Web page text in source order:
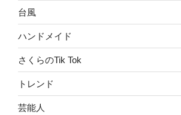
台風
ハンドメイド
さくらのTik Tok
トレンド
芸能人